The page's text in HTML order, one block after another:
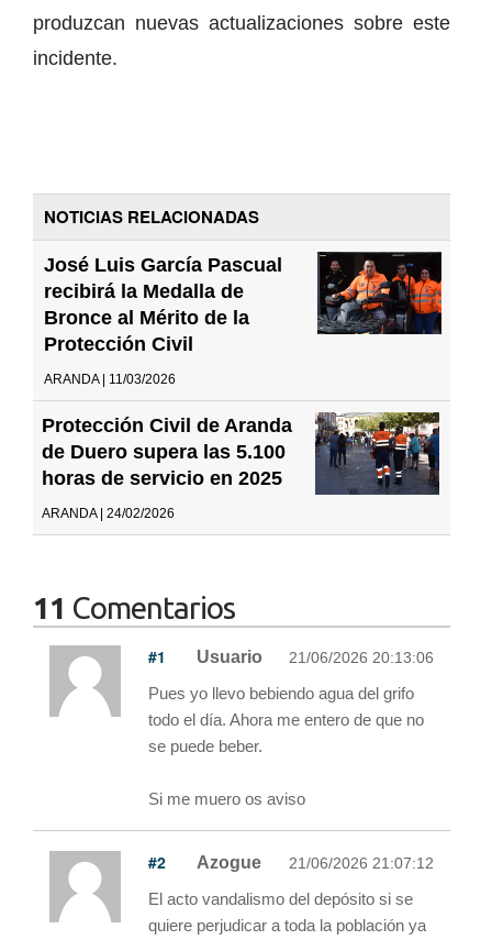
produzcan nuevas actualizaciones sobre este
incidente.
NOTICIAS RELACIONADAS
José Luis García Pascual
recibirá la Medalla de
Bronce al Mérito de la
Protección Civil
ARANDA | 11/03/2026
Protección Civil de Aranda
de Duero supera las 5.100
horas de servicio en 2025
ARANDA | 24/02/2026
11 Comentarios
#1 Usuario 21/06/2026 20:13:06
Pues yo llevo bebiendo agua del grifo
todo el día. Ahora me entero de que no
se puede beber.
Si me muero os aviso
#2 Azogue 21/06/2026 21:07:12
El acto vandalismo del depósito si se
quiere perjudicar a toda la población ya